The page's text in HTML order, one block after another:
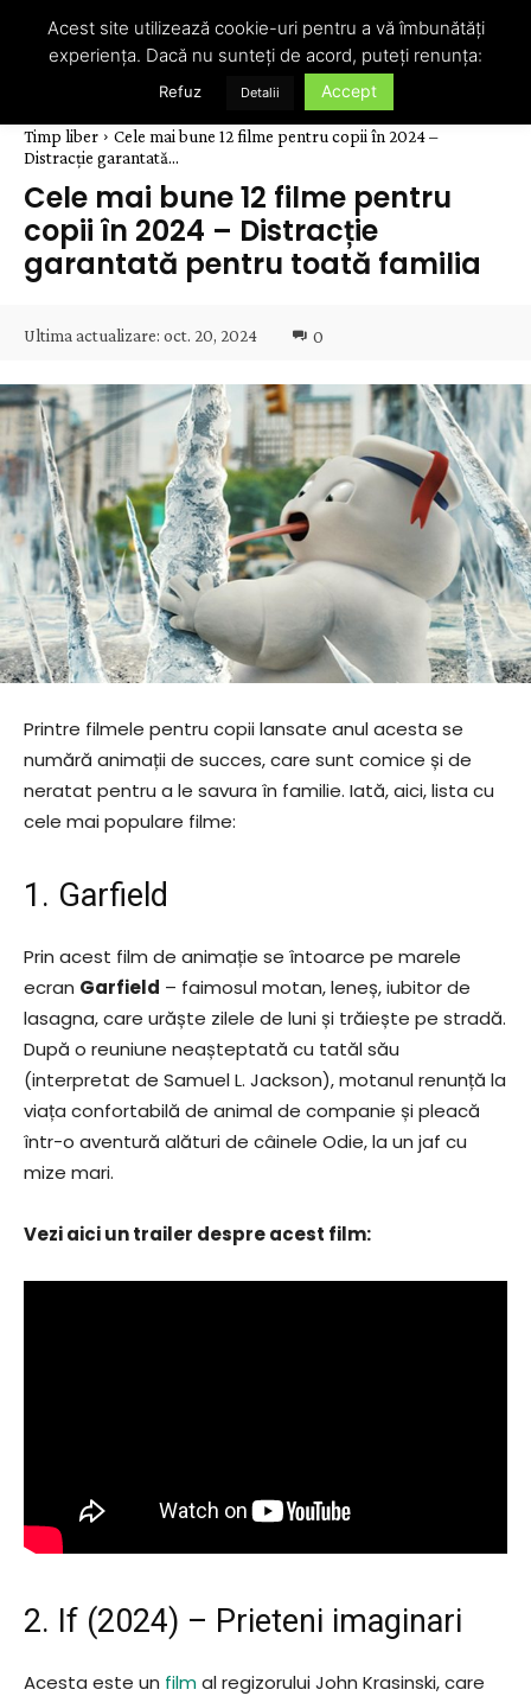
Timp liber
Cele mai bune 12 filme pentru copii în 2024 –
Distracție garantată...
Cele mai bune 12 filme pentru
copii în 2024 – Distracție
garantată pentru toată familia
Ultima actualizare: oct. 20, 2024 0
Printre filmele pentru copii lansate anul acesta se
numără animații de succes, care sunt comice și de
neratat pentru a le savura în familie. Iată, aici, lista cu
cele mai populare filme:
1. Garfield
Prin acest film de animație se întoarce pe marele
ecran Garfield – faimosul motan, leneș, iubitor de
lasagna, care urăște zilele de luni și trăiește pe stradă.
După o reuniune neașteptată cu tatăl său
(interpretat de Samuel L. Jackson), motanul renunță la
viața confortabilă de animal de companie și pleacă
într-o aventură alături de câinele Odie, la un jaf cu
mize mari.
Vezi aici un trailer despre acest film:
2. If (2024) – Prieteni imaginari
Acesta este un filmal regizorului John Krasinski, care
Acest site utilizează cookie-uri pentru a vă îmbunătăți
experiența. Dacă nu sunteți de acord, puteți renunța:
Refuz Detalii Accept